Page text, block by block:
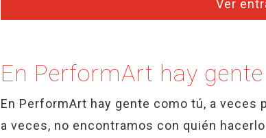
Ver
En PerformArt hay
En PerformArt hay gente como tú, a veces
a veces, no encontramos con quién